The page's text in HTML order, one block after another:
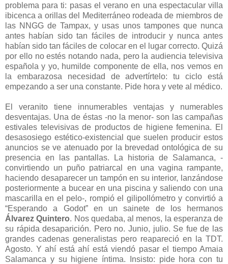
problema para ti: pasas el verano en una espectacular villa
ibicenca a orillas del Mediterráneo rodeada de miembros de
las NNGG de Tampax, y usas unos tampones que nunca
antes habían sido tan fáciles de introducir y nunca antes
habían sido tan fáciles de colocar en el lugar correcto. Quizá
por ello no estés notando nada, pero la audiencia televisiva
española y yo, humilde componente de ella, nos vemos en
la embarazosa necesidad de advertírtelo: tu ciclo está
empezando a ser una constante. Pide hora y vete al médico.
El veranito tiene innumerables ventajas y numerables
desventajas. Una de éstas -no la menor- son las campañas
estivales televisivas de productos de higiene femenina. El
desasosiego estético-existencial que suelen producir estos
anuncios se ve atenuado por la brevedad ontológica de su
presencia en las pantallas. La historia de Salamanca, -
convirtiendo un puño patriarcal en una vagina rampante,
haciendo desaparecer un tampón en su interior, lanzándose
posteriormente a bucear en una piscina y saliendo con una
mascarilla en el pelo-, rompió el gilipollómetro y convirtió a
“Esperando a Godot” en un sainete de los hermanos
Álvarez Quintero. Nos quedaba, al menos, la esperanza de
su rápida desaparición. Pero no. Junio, julio. Se fue de las
grandes cadenas generalistas pero reapareció en la TDT.
Agosto. Y ahí está ahí está viendó pasar el tiempo Amaia
Salamanca y su higiene íntima. Insisto: pide hora con tu